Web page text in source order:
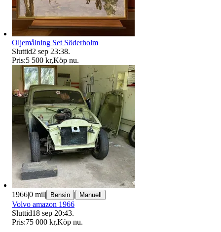
Oljemålning Set Söderholm
Sluttid2 sep 23:38.
Pris:5 500 kr,Köp nu.
1966|0 mil| Bensin | Manuell
Volvo amazon 1966
Sluttid18 sep 20:43.
Pris:75 000 kr,Köp nu.